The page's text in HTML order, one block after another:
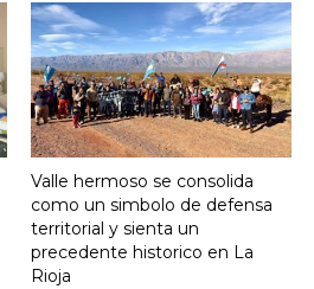
Valle hermoso se consolida
como un simbolo de defensa
territorial y sienta un
precedente historico en La
Rioja